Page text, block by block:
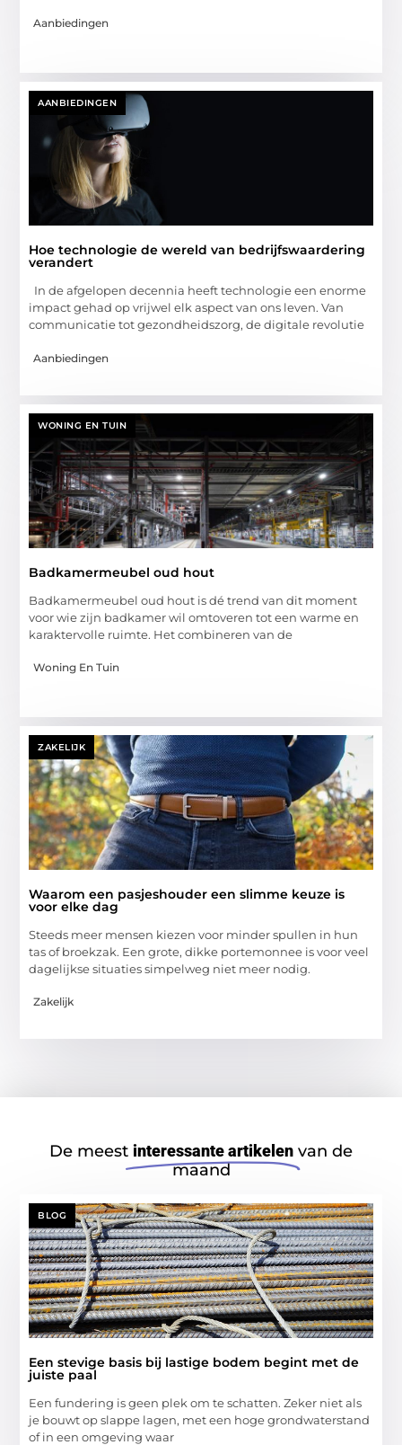
Aanbiedingen
AANBIEDINGEN
Hoe technologie de wereld van bedrijfswaardering
verandert
In de afgelopen decennia heeft technologie een enorme
impact gehad op vrijwel elk aspect van ons leven. Van
communicatie tot gezondheidszorg, de digitale revolutie
Aanbiedingen
WONING EN TUIN
Badkamermeubel oud hout
Badkamermeubel oud hout is dé trend van dit moment
voor wie zijn badkamer wil omtoveren tot een warme en
karaktervolle ruimte. Het combineren van de
Woning En Tuin
ZAKELIJK
Waarom een pasjeshouder een slimme keuze is
voor elke dag
Steeds meer mensen kiezen voor minder spullen in hun
tas of broekzak. Een grote, dikke portemonnee is voor veel
dagelijkse situaties simpelweg niet meer nodig.
Zakelijk
De meest interessante artikelen van de
maand
BLOG
Een stevige basis bij lastige bodem begint met de
juiste paal
Een fundering is geen plek om te schatten. Zeker niet als
je bouwt op slappe lagen, met een hoge grondwaterstand
of in een omgeving waar